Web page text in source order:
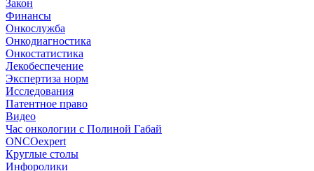
Закон
Финансы
Онкослужба
Онкодиагностика
Онкостатистика
Лекобеспечение
Экспертиза норм
Исследования
Патентное право
Видео
Час онкологии с Полиной Габай
ONCOexpert
Круглые столы
Инфоролики